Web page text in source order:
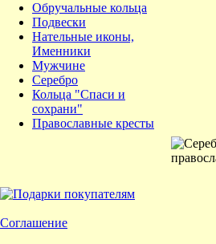
Обручальные кольца
Подвески
Нательные иконы,
Именники
Мужчине
Серебро
Кольца "Спаси и
сохрани"
Православные кресты
Соглашение